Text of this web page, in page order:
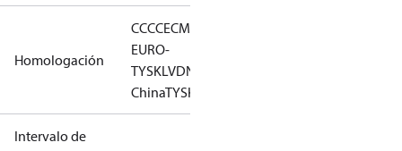
Homologación
CCCCECMIM
EURO-
TYSKLVDNKK
ChinaTYSK
Intervalo de